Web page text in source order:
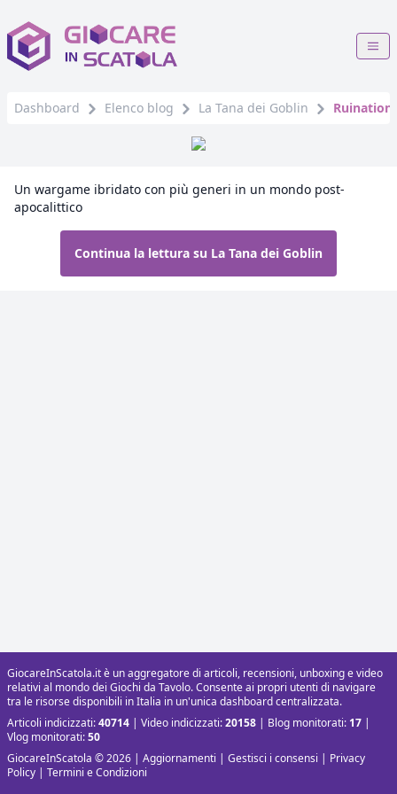
Dashboard Elenco blog La Tana dei Goblin Ruination
Un wargame ibridato con più generi in un mondo post-
apocalittico
Continua la lettura su La Tana dei Goblin
GiocareInScatola.it è un aggregatore di articoli, recensioni, unboxing e video
relativi al mondo dei Giochi da Tavolo. Consente ai propri utenti di navigare
tra le risorse disponibili in Italia in un'unica dashboard centralizzata.
Articoli indicizzati:40714 | Video indicizzati:20158 | Blog monitorati: 17 |
Vlog monitorati:50
GiocareInScatola © 2026 | Aggiornamenti | Gestisci i consensi | Privacy
Policy | Termini e Condizioni